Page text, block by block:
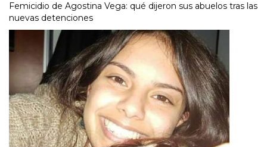
Femicidio de Agostina Vega: qué dijeron sus abuelos tras las
nuevas detenciones